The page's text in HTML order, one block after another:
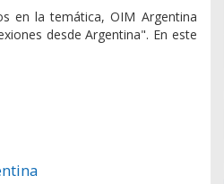
en la temática, OIM Argentina
desde Argentina". En este